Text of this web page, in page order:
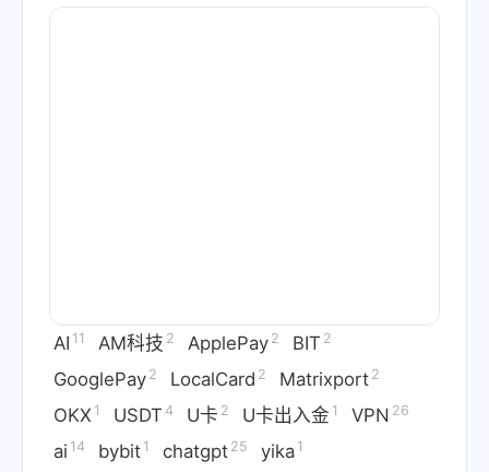
AI 11 AM科技 2 ApplePay 2 BIT 2
GooglePay 2 LocalCard 2 Matrixport 2
OKX 1 USDT 4 U卡 2 U卡出入金 1 VPN 26
ai 14 bybit 1 chatgpt 25 yika 1